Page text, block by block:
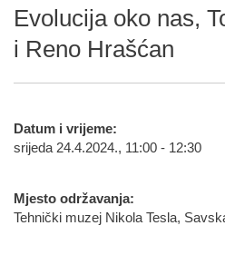
Evolucija oko nas,
i Reno Hrašćan
Datum i vrijeme:
srijeda 24.4.2024., 11:00 - 12:30
Mjesto održavanja:
Tehnički muzej Nikola Tesla,